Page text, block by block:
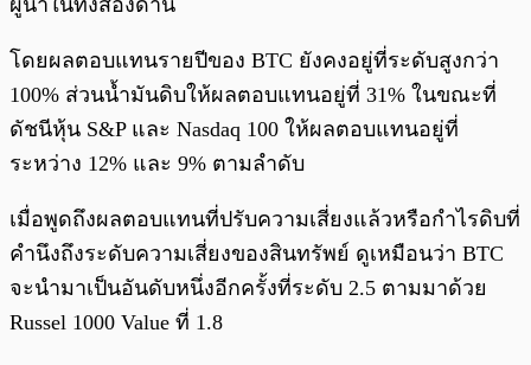
ผู้นำในทั้งสองด้าน
โดยผลตอบแทนรายปีของ BTC ยังคงอยู่ที่ระดับสูงกว่า
100% ส่วนน้ำมันดิบให้ผลตอบแทนอยู่ที่ 31% ในขณะที่
ดัชนีหุ้น S&P และ Nasdaq 100 ให้ผลตอบแทนอยู่ที่
ระหว่าง 12% และ 9% ตามลำดับ
เมื่อพูดถึงผลตอบแทนที่ปรับความเสี่ยงแล้วหรือกำไรดิบที่
คำนึงถึงระดับความเสี่ยงของสินทรัพย์ ดูเหมือนว่า BTC
จะนำมาเป็นอันดับหนึ่งอีกครั้งที่ระดับ 2.5 ตามมาด้วย
Russel 1000 Value ที่ 1.8